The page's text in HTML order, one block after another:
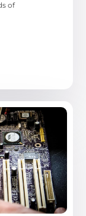
of